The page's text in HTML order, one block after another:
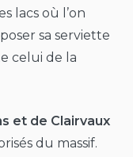
lacs où l’on
sa serviette
celui de la
et de Clairvaux
du massif.